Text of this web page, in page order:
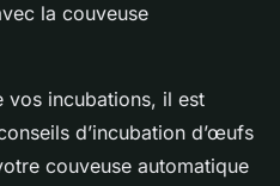
la couveuse
vos incubations, il est
d’incubation d’œufs
couveuse automatique